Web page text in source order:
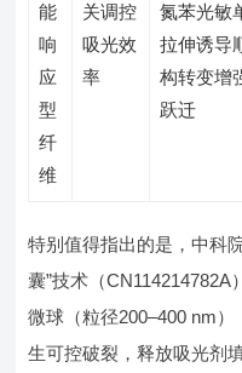
能
响
应
型
纤
维
关调控
吸光效
率
氮苯光敏
拉伸诱导
构转变增
跃迁
特别值得指出的是，中科
囊”技术（
微球（粒径200–400 nm
生可控破裂，释放吸光剂